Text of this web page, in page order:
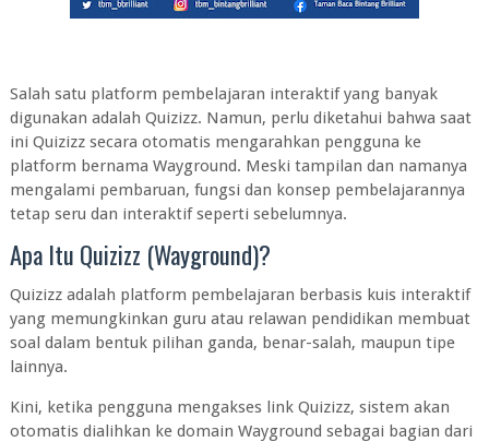
Salah satu platform pembelajaran interaktif yang banyak
digunakan adalah Quizizz. Namun, perlu diketahui bahwa saat
ini Quizizz secara otomatis mengarahkan pengguna ke
platform bernama Wayground. Meski tampilan dan namanya
mengalami pembaruan, fungsi dan konsep pembelajarannya
tetap seru dan interaktif seperti sebelumnya.
Apa Itu Quizizz (Wayground)?
Quizizz adalah platform pembelajaran berbasis kuis interaktif
yang memungkinkan guru atau relawan pendidikan membuat
soal dalam bentuk pilihan ganda, benar-salah, maupun tipe
lainnya.
Kini, ketika pengguna mengakses link Quizizz, sistem akan
otomatis dialihkan ke domain Wayground sebagai bagian dari